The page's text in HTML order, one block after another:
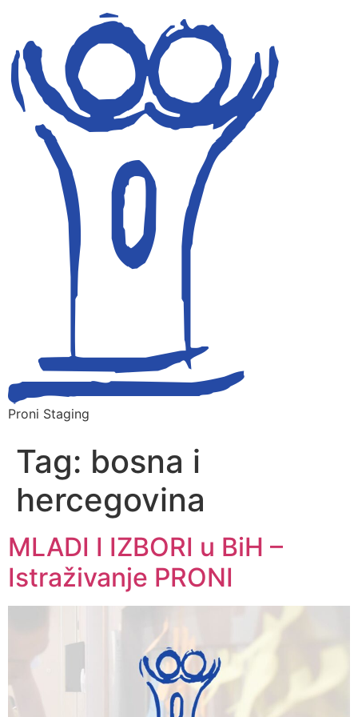
Proni Staging
Tag: bosna i
hercegovina
MLADI I IZBORI u BiH –
Istraživanje PRONI